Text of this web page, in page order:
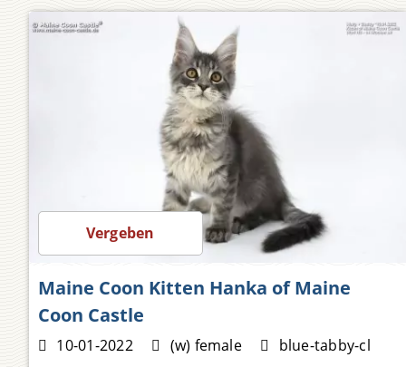
1.500,00
Vergeben
Maine Coon Kitten Hanka of Maine
Coon Castle
10-01-2022 (w) female
blue-tabby-cl